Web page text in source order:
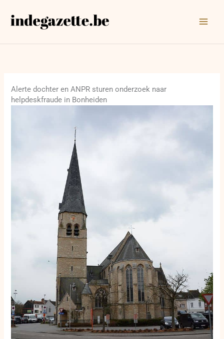
naar
Alerte dochter en ANPR sturen onderzoek naar
helpdeskfraude in Bonheiden